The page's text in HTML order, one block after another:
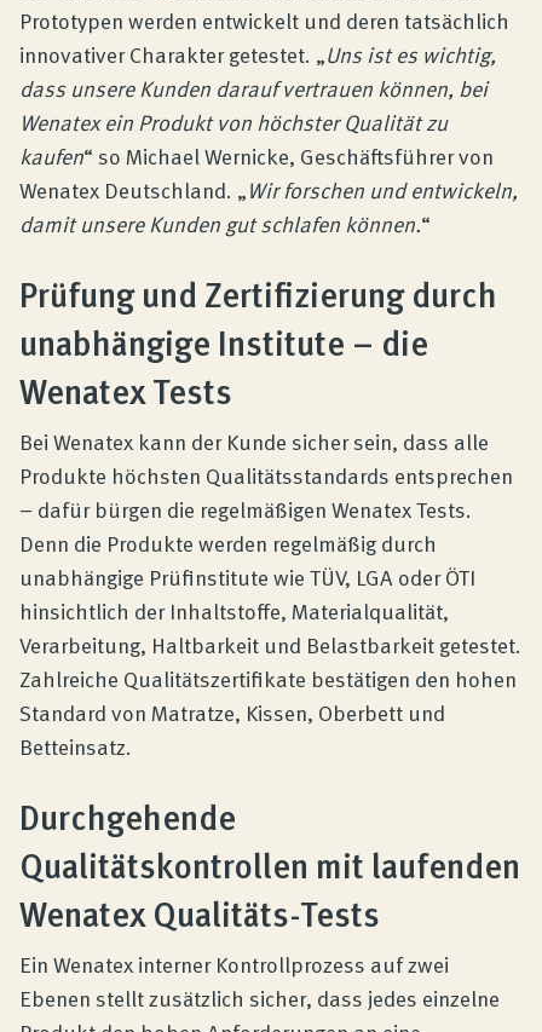
Prototypen werden entwickelt und deren tatsächlich
innovativer Charakter getestet. „Uns ist es wichtig,
dass unsere Kunden darauf vertrauen können, bei
Wenatex ein Produkt von höchster Qualität zu
kaufen“ so Michael Wernicke, Geschäftsführer von
Wenatex Deutschland. „Wir forschen und entwickeln,
damit unsere Kunden gut schlafen können.“
Prüfung und Zertifizierung durch
unabhängige Institute – die
Wenatex Tests
Bei Wenatex kann der Kunde sicher sein, dass alle
Produkte höchsten Qualitätsstandards entsprechen
– dafür bürgen die regelmäßigen Wenatex Tests.
Denn die Produkte werden regelmäßig durch
unabhängige Prüfinstitute wie TÜV, LGA oder ÖTI
hinsichtlich der Inhaltstoffe, Materialqualität,
Verarbeitung, Haltbarkeit und Belastbarkeit getestet.
Zahlreiche Qualitätszertifikate bestätigen den hohen
Standard von Matratze, Kissen, Oberbett und
Betteinsatz.
Durchgehende
Qualitätskontrollen mit laufenden
Wenatex Qualitäts-Tests
Ein Wenatex interner Kontrollprozess auf zwei
Ebenen stellt zusätzlich sicher, dass jedes einzelne